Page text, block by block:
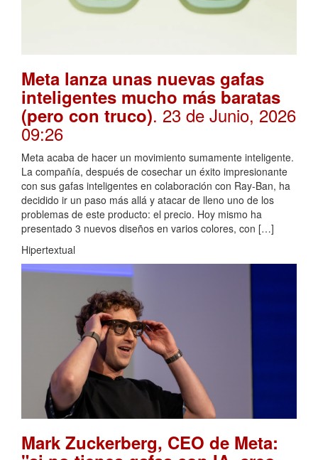
Meta lanza unas nuevas gafas
inteligentes mucho más baratas
(pero con truco). 23 de Junio, 2026
09:26
Meta acaba de hacer un movimiento sumamente inteligente.
La compañía, después de cosechar un éxito impresionante
con sus gafas inteligentes en colaboración con Ray-Ban, ha
decidido ir un paso más allá y atacar de lleno uno de los
problemas de este producto: el precio. Hoy mismo ha
presentado 3 nuevos diseños en varios colores, con […]
Hipertextual
Mark Zuckerberg, CEO de Meta: